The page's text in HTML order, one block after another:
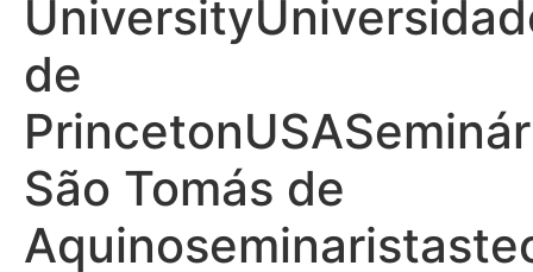
de
São Tomás de